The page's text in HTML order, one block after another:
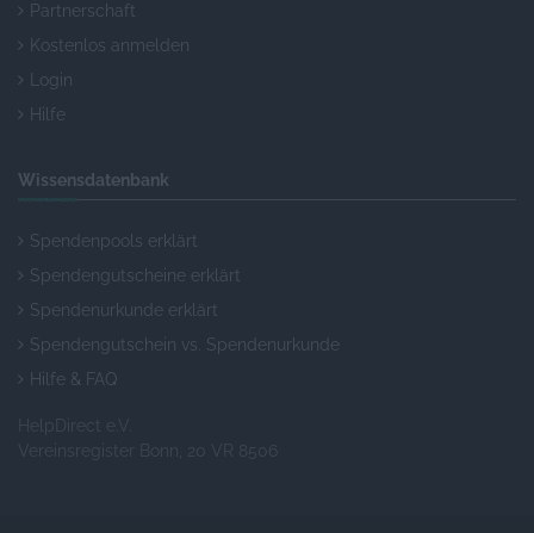
Partnerschaft
Kostenlos anmelden
Login
Hilfe
Wissensdatenbank
Spendenpools erklärt
Spendengutscheine erklärt
Spendenurkunde erklärt
Spendengutschein vs. Spendenurkunde
Hilfe & FAQ
HelpDirect e.V.
Vereinsregister Bonn, 20 VR 8506